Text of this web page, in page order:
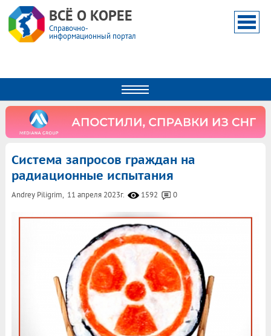
ВСЁ О КОРЕЕ
Справочно-
информационный портал
Система запросов граждан на
радиационные испытания
Andrey Piligrim, 11 апреля 2023г. 1592 0